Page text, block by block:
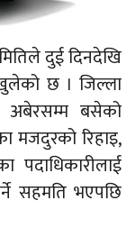
दुई दिनदेखि
छ । जिल्ला
अबेरसम्म बसेको
मजदुरको रिहाइ,
पदाधिकारीलाई
सहमति भएपछि